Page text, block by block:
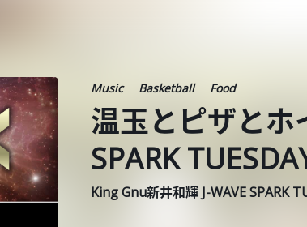
Music Basketball Food
温玉とピザと
SPARK
King Gnu新井和輝 J-WAVE SPARK